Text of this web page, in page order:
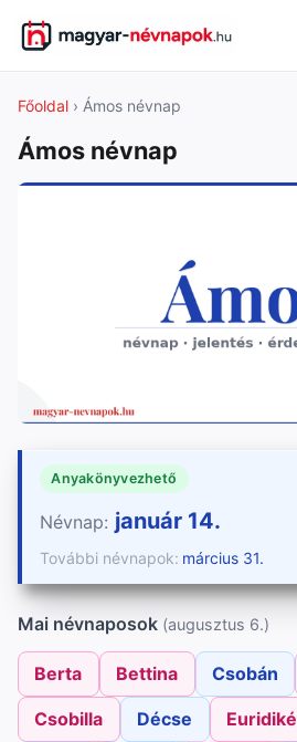
Főoldal › Ámos névnap
Ámos névnap
Anyakönyvezhető
Névnap: január 14.
További névnapok: március 31.
Mai névnaposok (augusztus 6.)
Berta Bettina Csobán
Csobilla Décse Euridiké